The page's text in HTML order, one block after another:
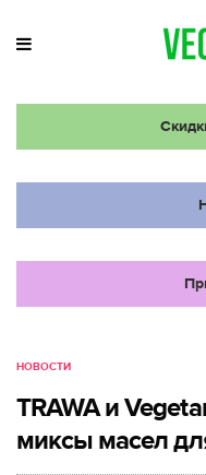
НОВОСТИ
TRAWA и
миксы масел